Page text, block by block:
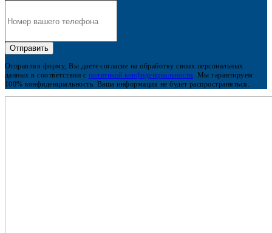
Отправляя форму, Вы даете согласие на обработку своих персональных
данных в соответствии с политикой конфиденциальности. Мы гарантируем
100% конфиденциальность. Ваша информация не будет распространяться.